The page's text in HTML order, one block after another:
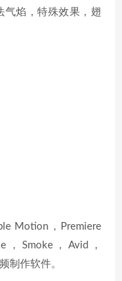
气焰，特殊效果，翅
Motion，Premiere
，Smoke，Avid，
制作软件。